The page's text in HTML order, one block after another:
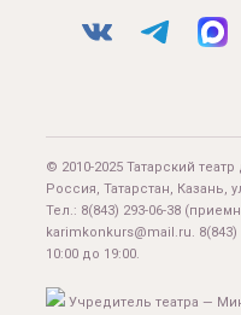
© 2010-2025 Татарский
Россия, Татарстан, Казань,
Тел.: 8(843) 293-06-38
karimkonkurs@mail.ru. 8(843)
10:00 до 19:00.
Учредитель театра —